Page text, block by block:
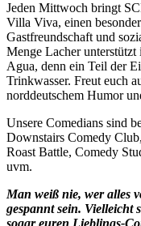
Jeden Mittwoch bringt
Villa Viva, einen
Gastfreundschaft und
Menge Lacher
Agua, denn ein Teil der
Trinkwasser. Freut euch
norddeutschem Humor
Unsere Comedians sind
Downstairs Comedy
Roast Battle, Comedy
uvm.
Man weiß nie, wer alles
gespannt sein. Vielleicht